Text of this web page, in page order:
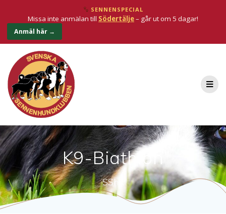
K9-Biathlon
SShK
SENNENSPECIAL
Missa inte anmälan till Södertälje– går ut om 5 dagar!
Anmäl här →